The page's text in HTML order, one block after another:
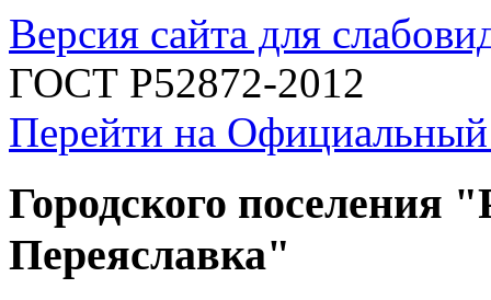
Версия сайта для
ГОСТ Р52872-2012
Перейти на
Городского поселения
Переяславка"